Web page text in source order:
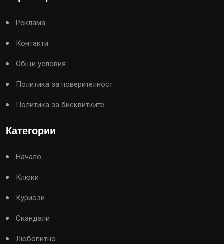
Реклама
Контакти
Общи условия
Политика за поверителност
Политика за бисквитките
Категории
Начало
Клюки
Куриози
Скандали
Любопитно